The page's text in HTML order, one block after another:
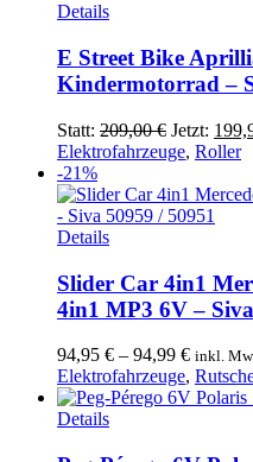
Details
E Street Bike
Kindermotorrad –
Statt: 209,00€
Preis
209,00 €
Jetzt:
Elektrofahrzeuge, Roller
-21%
DetailsDieses
weist
mehrere
Varianten
Die
Optionen
können
auf
Slider Car 4in1
4in1 MP3 6V –
94,95 € – 94,99 € inkl.
Elektrofahrzeuge,
Details